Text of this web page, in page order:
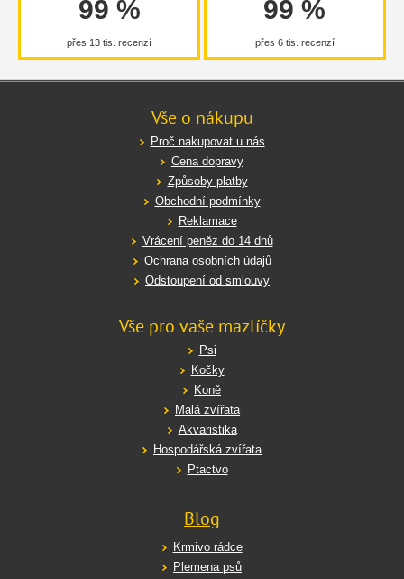
99 %
přes 13 tis. recenzí
99 %
přes 6 tis. recenzí
Vše o nákupu
Proč nakupovat u nás
Cena dopravy
Způsoby platby
Obchodní podmínky
Reklamace
Vrácení peněz do 14 dnů
Ochrana osobních údajů
Odstoupení od smlouvy
Vše pro vaše mazlíčky
Psi
Kočky
Koně
Malá zvířata
Akvaristika
Hospodářská zvířata
Ptactvo
Blog
Krmivo rádce
Plemena psů